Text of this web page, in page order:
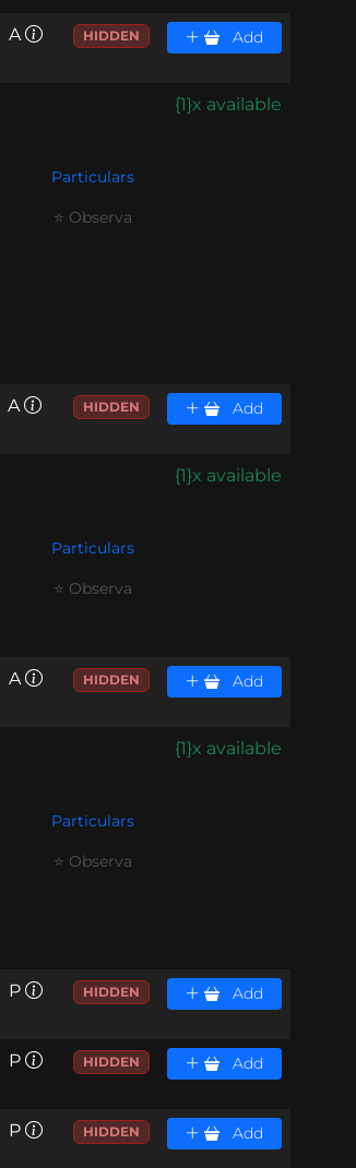
A HIDDEN Add
{1}x available
Particulars
⭐ Observa
A HIDDEN Add
{1}x available
Particulars
⭐ Observa
A HIDDEN Add
{1}x available
Particulars
⭐ Observa
P HIDDEN Add
P HIDDEN Add
P HIDDEN Add